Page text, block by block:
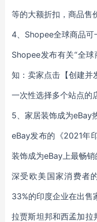
等的大额折扣，商品售
4、Shopee全球商品可
Shopee发布有关“全
知：卖家点击【创建并
一次性选择多个站点的
5、家居装饰成为eBay
eBay发布的《2021年
装饰成为eBay上最畅
深受欧美国家消费者
33%的印度企业在出售
拉贾斯坦邦和西孟加拉